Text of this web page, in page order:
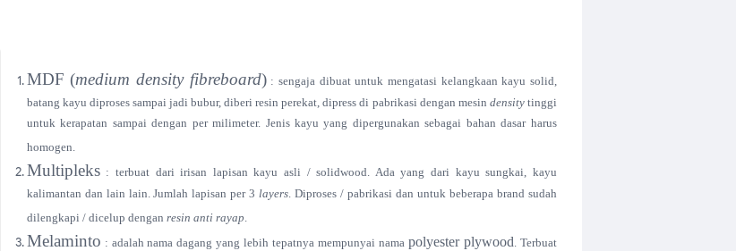
MDF(medium density fibreboard): sengaja dibuat untuk mengatasi kelangkaan kayu solid,
batang kayu diproses sampai jadi bubur, diberi resin perekat, dipress di pabrikasi dengan mesin densitytinggi
untuk kerapatan sampai dengan per milimeter. Jenis kayu yang dipergunakan sebagai bahan dasar harus
homogen.
Multipleks: terbuat dari irisan lapisan kayu asli / solidwood. Ada yang dari kayu sungkai, kayu
kalimantan dan lain lain. Jumlah lapisan per 3layers. Diproses / pabrikasi dan untuk beberapa brand sudah
dilengkapi / dicelup dengan resin anti rayap.
Melaminto : adalah nama dagang yang lebih tepatnya mempunyai nama polyester plywood. Terbuat